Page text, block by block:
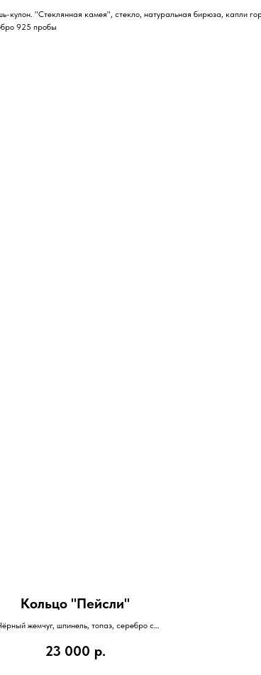
кулон. "Стеклянная камея", стекло, натуральная бирюза, капли
925 пробы
Кольцо "Пейсли"
жемчуг, шпинель, топаз, серебро с
23 000 р.